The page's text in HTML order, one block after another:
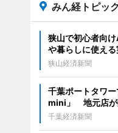
みん経トピッ
狭山で初心者向
や暮らしに使え
狭山経済新聞
千葉ポートタワ
mini」 地元店が
千葉経済新聞